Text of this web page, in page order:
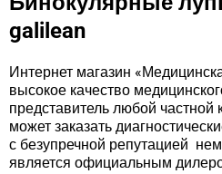
galilean
Интернет магазин
высокое качество
представитель любой частной
может заказать
с безупречной репутацией
является официальным